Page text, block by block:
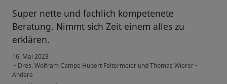
Super nette und fachlich kompetenete
Beratung. Nimmt sich Zeit einem alles zu
erklären.
16. Mai 2023
• Dres. Wolfram Campe Hubert Faltermeier und Thomas Wierer •
Andere